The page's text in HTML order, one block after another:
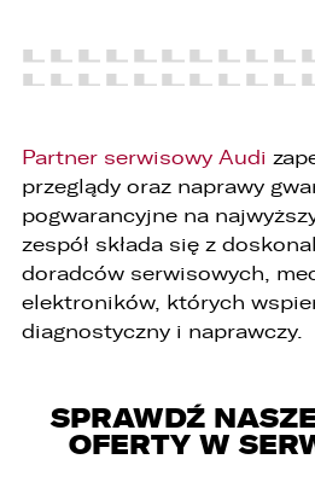
Partner serwisowy Audi
przeglądy oraz naprawy
pogwarancyjne na
zespół składa się z
doradców serwisowych,
elektroników, których
diagnostyczny i naprawczy.
SPRAWDŹ
OFERTY W
jednocześnie trzy
Wybierz samochód, który
Audi Q7 45 TDI quattro.
FACEBOOK
WHATSAPP
EMAIL